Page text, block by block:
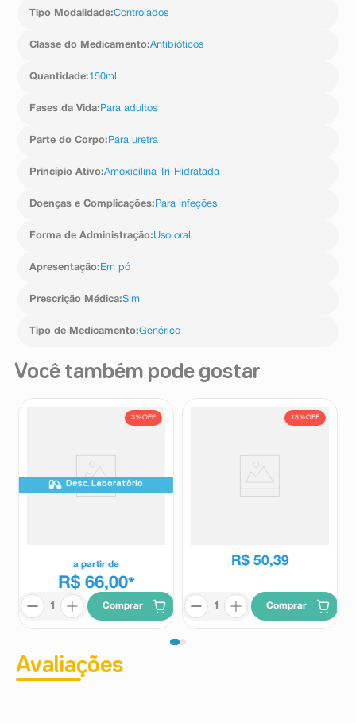
Tipo Modalidade:Controlados
Classe do Medicamento:Antibióticos
Quantidade:150ml
Fases da Vida: Para adultos
Parte do Corpo: Para uretra
Princípio Ativo:Amoxicilina Tri-Hidratada
Doenças e Complicações: Para infeções
Forma de Administração:Uso oral
Apresentação: Em pó
Prescrição Médica:Sim
Tipo de Medicamento:Genérico
Você também pode gostar
3%OFF
Desc. Laboratório
a partir de
R$ 66,00*
Comprar
18%OFF
R$ 50,39
Comprar
Avaliações